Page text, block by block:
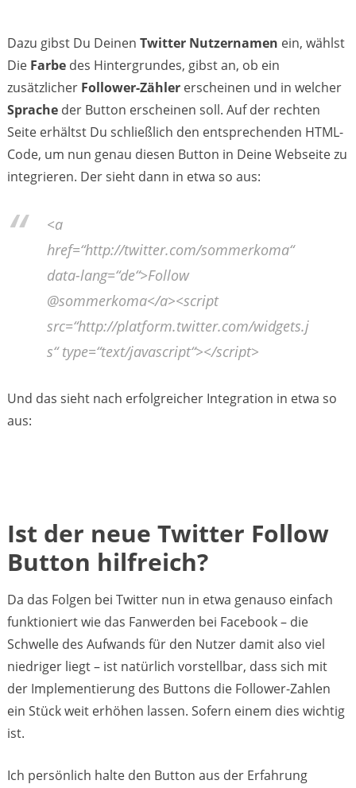
Dazu gibst Du Deinen Twitter Nutzernamen ein, wählst
Die Farbe des Hintergrundes, gibst an, ob ein
zusätzlicher Follower-Zählererscheinen und in welcher
Sprache der Button erscheinen soll. Auf der rechten
Seite erhältst Du schließlich den entsprechenden HTML-
Code, um nun genau diesen Button in Deine Webseite zu
integrieren. Der sieht dann in etwa so aus:
<a
href=“http://twitter.com/sommerkoma“
data-lang=“de“>Follow
@sommerkoma</a><script
src=“http://platform.twitter.com/widgets.j
s“ type=“text/javascript“></script>
Und das sieht nach erfolgreicher Integration in etwa so
aus:
Ist der neue Twitter Follow
Button hilfreich?
Da das Folgen bei Twitter nun in etwa genauso einfach
funktioniert wie das Fanwerden bei Facebook – die
Schwelle des Aufwands für den Nutzer damit also viel
niedriger liegt – ist natürlich vorstellbar, dass sich mit
der Implementierung des Buttons die Follower-Zahlen
ein Stück weit erhöhen lassen. Sofern einem dies wichtig
ist.
Ich persönlich halte den Button aus der Erfahrung